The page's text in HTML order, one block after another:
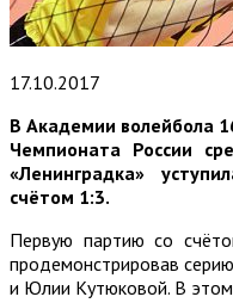
17.10.2017
В Академии волейбола
Чемпионата России
«Ленинградка»
счётом 1:3.
Первую партию со
продемонстрировав
и Юлии Кутюковой. В этом